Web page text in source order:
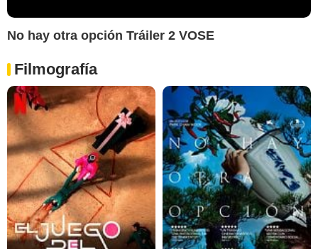
No hay otra opción Tráiler 2 VOSE
Filmografía